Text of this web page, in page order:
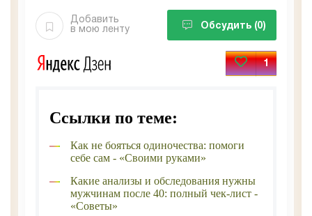
Добавить
в мою ленту
Обсудить (0)
1
Ссылки по теме:
Как не бояться одиночества: помоги
себе сам - «Своими руками»
Какие анализы и обследования нужны
мужчинам после 40: полный чек-лист -
«Советы»